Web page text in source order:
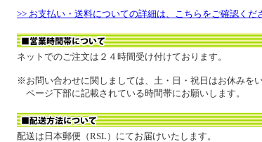
>> お支払い・送料についての詳細は、こちらをご確認くだ
ネットでのご注文は２４時間受け付けております。
※お問い合わせに関しましては、土・日・祝日はお休みを
ページ下部に記載されている時間帯にお願いします。
配送は日本郵便（RSL）にてお届けいたします。